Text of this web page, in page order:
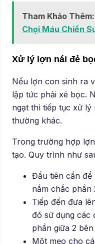
Tham Khảo Thêm:
Chọi Máu Chiến
Xử lý lợn nái đẻ
Nếu lợn con sinh ra
lập tức phải xé bọc.
ngạt thì tiếp tục xử
thường khác.
Trong trường hợp
tạo. Quy trình như
Đầu tiên cần để
nắm chắc
Tiếp đến đưa
đó sử dụng các
phần giữa 2
Một mẹo cho